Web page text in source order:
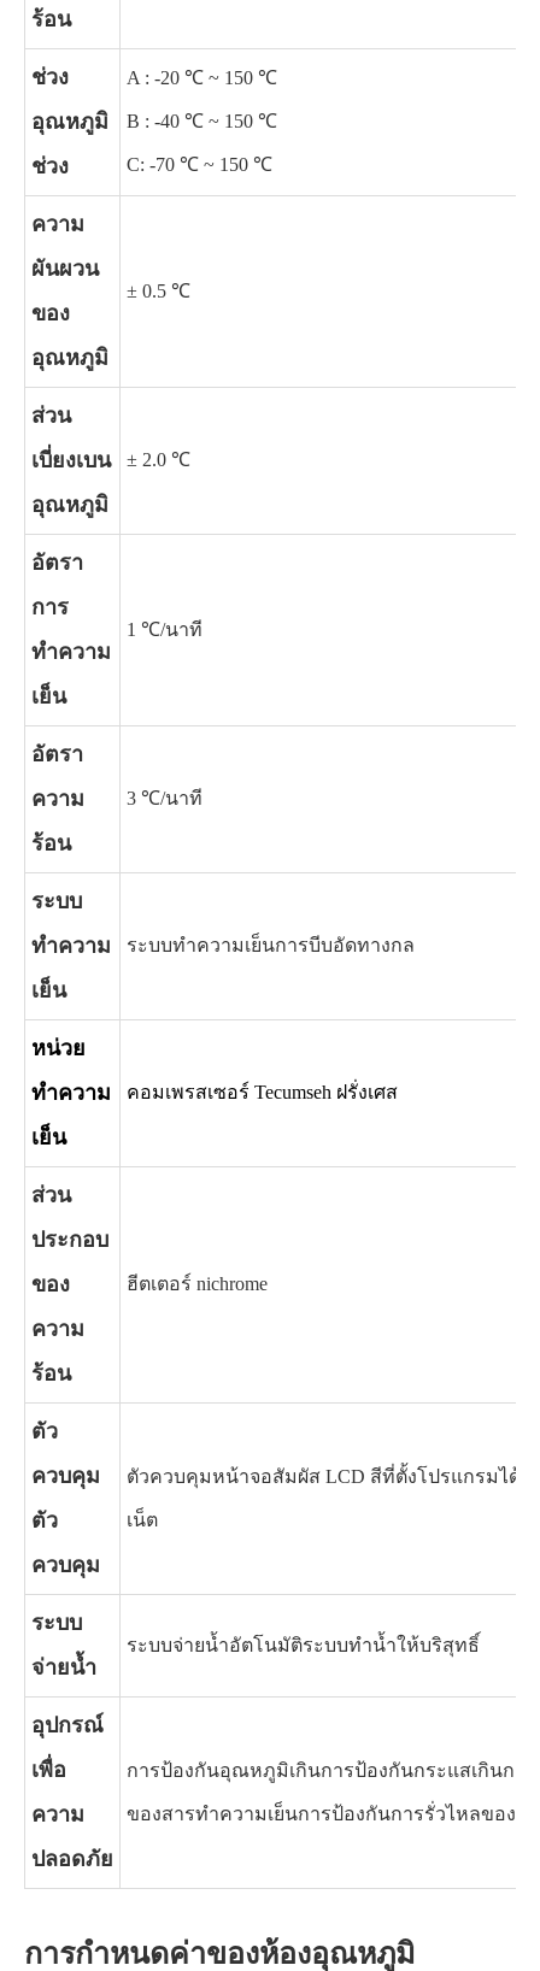
ร้อน
ช่วง
อุณหภูมิ
ช่วง
A : -20 ℃ ~ 150 ℃
B : -40 ℃ ~ 150 ℃
C: -70 ℃ ~ 150 ℃
ความ
ผันผวน
ของ
อุณหภูมิ
± 0.5 ℃
ส่วน
เบี่ยงเบน
อุณหภูมิ
± 2.0 ℃
อัตรา
การ
ทำความ
เย็น
1 ℃/นาที
อัตรา
ความ
ร้อน
3 ℃/นาที
ระบบ
ทำความ
เย็น
ระบบทำความเย็นการบีบอัดทางกล
หน่วย
ทำความ
เย็น
คอมเพรสเซอร์ Tecumseh ฝรั่งเศส
ส่วน
ประกอบ
ของ
ความ
ร้อน
ฮีตเตอร์ nichrome
ตัว
ควบคุม
ตัว
ควบคุม
ตัวควบคุมหน้าจอสัมผัส LCD สีที่ตั้งโปรแกรมได้,
เน็ต
ระบบ
จ่ายน้ำ
ระบบจ่ายน้ำอัตโนมัติระบบทำน้ำให้บริสุทธิ์
อุปกรณ์
เพื่อ
ความ
ปลอดภัย
การป้องกันอุณหภูมิเกินการป้องกันกระแสเกินกา
ของสารทำความเย็นการป้องกันการรั่วไหลของโ
การกำหนดค่าของห้องอุณหภูมิ